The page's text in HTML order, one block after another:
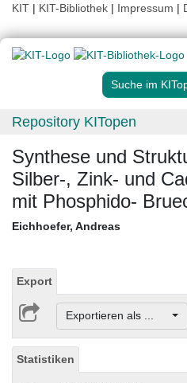
KIT | KIT-Bibliothek | Impressum |
Suche im
Repository KITopen
Synthese und
Silber-, Zink- und
mit Phosphido-
Eichhoefer, Andreas
Export
Exportieren als ...
Statistiken